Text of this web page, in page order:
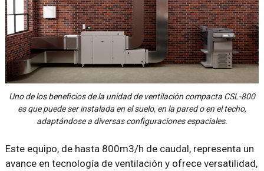
Uno de los beneficios de la unidad de ventilación compacta CSL-800
es que puede ser instalada en el suelo, en la pared o en el techo,
adaptándose a diversas configuraciones espaciales.
Este equipo, de hasta 800m3/h de caudal, representa un
avance en tecnología de ventilación y ofrece versatilidad,